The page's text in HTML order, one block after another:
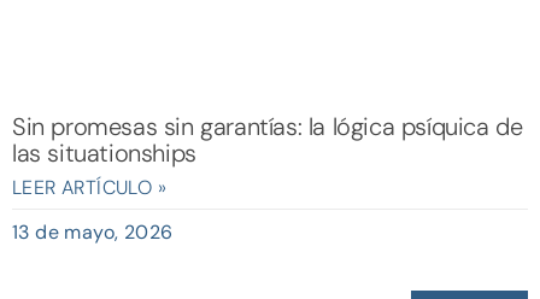
Sin promesas sin garantías: la lógica psíquica de
las situationships
LEER ARTÍCULO »
13 de mayo, 2026